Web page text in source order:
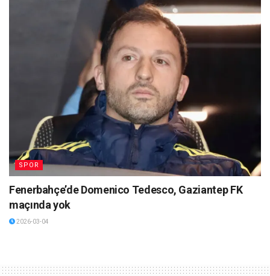
SPOR
Fenerbahçe’de Domenico Tedesco, Gaziantep FK
maçında yok
2026-03-04